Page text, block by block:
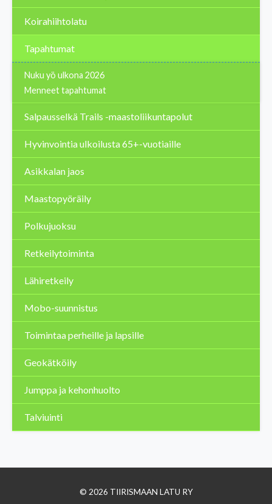
Koirahiihtolatu
Tapahtumat
Nuku yö ulkona 2026
Menneet tapahtumat
Salpausselkä Trails -maastoliikuntapolut
Hyvinvointia ulkoilusta 65+-vuotiaille
Asikkalan jaos
Maastopyöräily
Polkujuoksu
Retkeilytoiminta
Lähiretkeily
Mobo-suunnistus
Toimintaa perheille ja lapsille
Geokätköily
Jumppa ja kehonhuolto
Talviuinti
© 2026 TIIRISMAAN LATU RY